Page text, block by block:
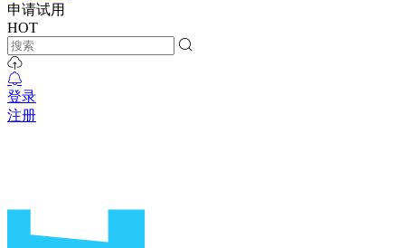
申请试用
HOT
登录
注册